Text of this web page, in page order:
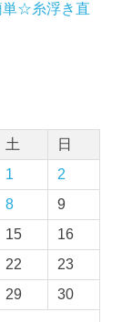
単☆糸浮き直
土
日
1
2
8
9
15
16
22
23
29
30